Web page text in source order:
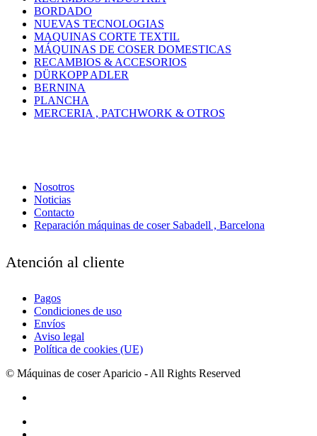
BORDADO
NUEVAS TECNOLOGIAS
MAQUINAS CORTE TEXTIL
MÁQUINAS DE COSER DOMESTICAS
RECAMBIOS & ACCESORIOS
DÜRKOPP ADLER
BERNINA
PLANCHA
MERCERIA , PATCHWORK & OTROS
Nosotros
Noticias
Contacto
Reparación máquinas de coser Sabadell , Barcelona
Atención al cliente
Pagos
Condiciones de uso
Envíos
Aviso legal
Política de cookies (UE)
© Máquinas de coser Aparicio - All Rights Reserved